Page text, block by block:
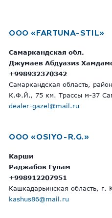
OOO «FARTUNA-STIL»
Самаркандская обл.
Джумаев Абдуазиз
+998932370342
Самаркандская область,
К.Ф.Й., 75 км. Трассы м-37
dealer-gazel@mail.ru
OOO «OSIYO-R.G.»
Карши
Раджабов Гулам
+998912207951
Кашкадарьинская область,
kashus86@mail.ru